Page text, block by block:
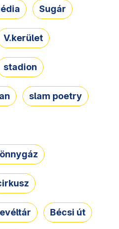
Sugár
V.kerület
stadion
slam poetry
Bécsi út